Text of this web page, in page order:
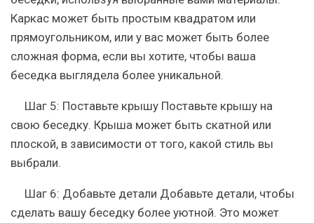
Каркас может быть простым квадратом или
прямоугольником, или у вас может быть более
сложная форма, если вы хотите, чтобы ваша
беседка выглядела более уникальной.
Шаг 5: Поставьте крышу Поставьте крышу на
свою беседку. Крыша может быть скатной или
плоской, в зависимости от того, какой стиль вы
выбрали.
Шаг 6: Добавьте детали Добавьте детали, чтобы
сделать вашу беседку более уютной. Это может